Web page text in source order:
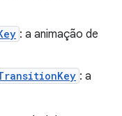
: a animação de
: a